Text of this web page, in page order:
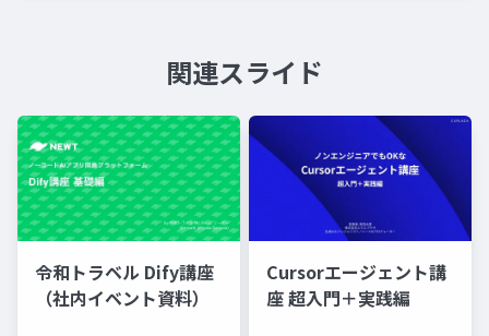
関連スライド
令和トラベル Dify講座
（社内イベント資料）
Cursorエージェント講
座 超入門＋実践編